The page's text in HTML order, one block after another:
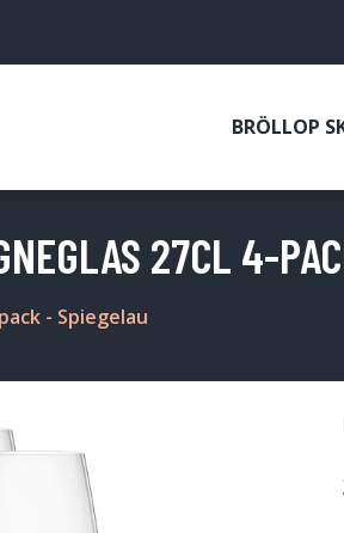
BRÖLLOP
27CL 4-
- Spiegelau